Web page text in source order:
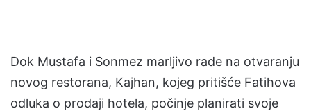
Dok Mustafa i Sonmez marljivo rade na otvaranju
novog restorana, Kajhan, kojeg pritišće Fatihova
odluka o prodaji hotela, počinje planirati svoje